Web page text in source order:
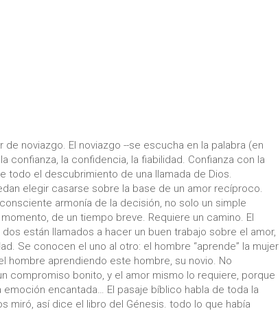
noviazgo. El noviazgo --se escucha en la palabra (en
confianza, la confidencia, la fiabilidad. Confianza con la
el descubrimiento de una llamada de Dios.
elegir casarse sobre la base de un amor recíproco.
armonía de la decisión, no solo un simple
de un tiempo breve. Requiere un camino. El
están llamados a hacer un buen trabajo sobre el amor,
Se conocen el uno al otro: el hombre “aprende” la mujer
hombre aprendiendo este hombre, su novio. No
compromiso bonito, y el amor mismo lo requiere, porque
encantada… El pasaje bíblico habla de toda la
miró, así dice el libro del Génesis. todo lo que había